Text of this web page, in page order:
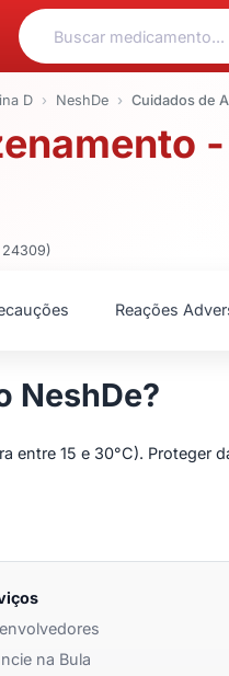
D NeshDe Cuidados de
24309)
Reações
NeshDe?
entre 15 e 30°C). Proteger
na Bula